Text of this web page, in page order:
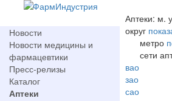
Новости
Новости медицины и
фармацевтики
Пресс-релизы
Каталог
Аптеки
Аптеки: м.
округ
метро
сети
вао
зао
сао